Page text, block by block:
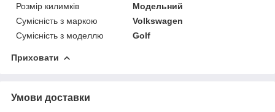
Розмір килимків
Модельний
Сумісність з маркою
Volkswagen
Сумісність з моделлю
Golf
Приховати
Умови доставки